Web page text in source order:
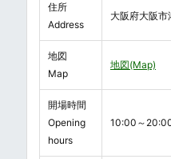
住所
Address
大阪府大阪
地図
Map
地図(Map)
開場時間
Opening
hours
10:00～20:00